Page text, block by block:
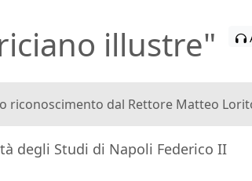
illustre"
riconoscimento dal Rettore Matteo
degli Studi di Napoli Federico II